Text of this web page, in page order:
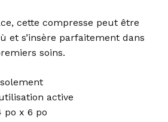
cette compresse peut être
et s’insère parfaitement dans
soins.
active
po x 6 po